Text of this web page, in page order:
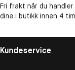
Fri frakt når du
dine i butikk innen 4
Kundeservice